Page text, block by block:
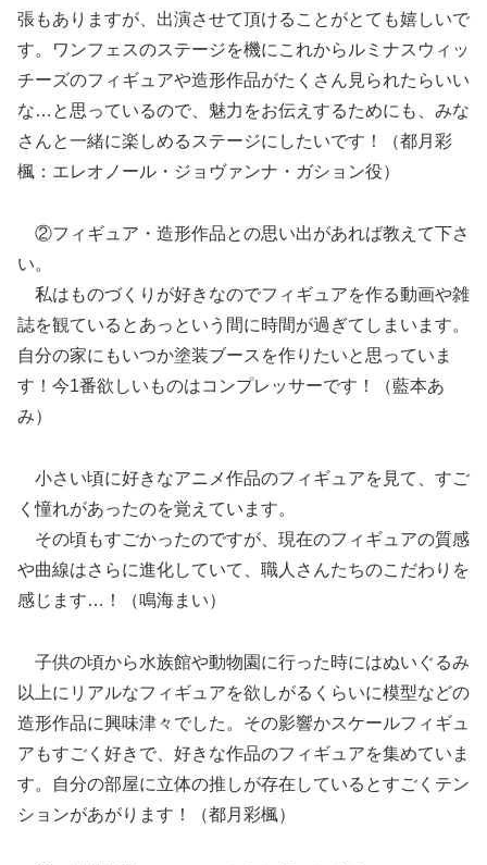
張もありますが、出演させて頂けることがとても嬉しいで
す。ワンフェスのステージを機にこれからルミナスウィッ
チーズのフィギュアや造形作品がたくさん見られたらいい
な…と思っているので、魅力をお伝えするためにも、みな
さんと一緒に楽しめるステージにしたいです！（都月彩
楓：エレオノール・ジョヴァンナ・ガション役）
②フィギュア・造形作品との思い出があれば教えて下さ
い。
私はものづくりが好きなのでフィギュアを作る動画や雑
誌を観ているとあっという間に時間が過ぎてしまいます。
自分の家にもいつか塗装ブースを作りたいと思っていま
す！今1番欲しいものはコンプレッサーです！（藍本あ
み）
小さい頃に好きなアニメ作品のフィギュアを見て、すご
く憧れがあったのを覚えています。
その頃もすごかったのですが、現在のフィギュアの質感
や曲線はさらに進化していて、職人さんたちのこだわりを
感じます…！（鳴海まい）
子供の頃から水族館や動物園に行った時にはぬいぐるみ
以上にリアルなフィギュアを欲しがるくらいに模型などの
造形作品に興味津々でした。その影響かスケールフィギュ
アもすごく好きで、好きな作品のフィギュアを集めていま
す。自分の部屋に立体の推しが存在しているとすごくテン
ションがあがります！（都月彩楓）